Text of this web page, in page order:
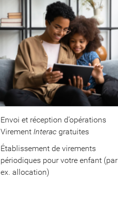
Envoi et réception d’opérations
Virement Interac gratuites
Établissement de virements
périodiques pour votre enfant (par
ex. allocation)